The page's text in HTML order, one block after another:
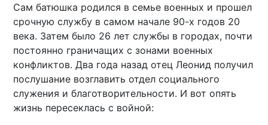
Сам батюшка родился в семье военных и прошел
срочную службу в самом начале 90-х годов 20
века. Затем было 26 лет службы в городах, почти
постоянно граничащих с зонами военных
конфликтов. Два года назад отец Леонид получил
послушание возглавить отдел социального
служения и благотворительности. И вот опять
жизнь пересеклась с войной: